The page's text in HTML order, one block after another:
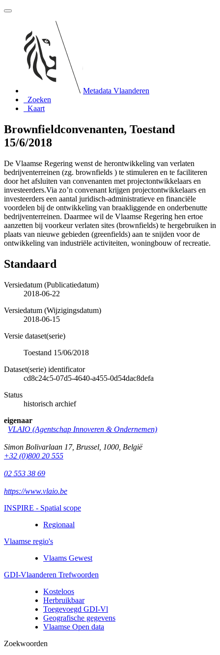
Metadata Vlaanderen
Zoeken
Kaart
Brownfieldconvenanten, Toestand
15/6/2018
De Vlaamse Regering wenst de herontwikkeling van verlaten
bedrijventerreinen (zg. brownfields ) te stimuleren en te faciliteren
door het afsluiten van convenanten met projectontwikkelaars en
investeerders.Via zo’n convenant krijgen projectontwikkelaars en
investeerders een aantal juridisch-administratieve en financiële
voordelen bij de ontwikkeling van braakliggende en onderbenutte
bedrijventerreinen. Daarmee wil de Vlaamse Regering hen ertoe
aanzetten bij voorkeur verlaten sites (brownfields) te hergebruiken in
plaats van nieuwe gebieden (greenfields) aan te snijden voor de
ontwikkeling van industriële activiteiten, woningbouw of recreatie.
Standaard
Versiedatum (Publicatiedatum)
2018-06-22
Versiedatum (Wijzigingsdatum)
2018-06-15
Versie dataset(serie)
Toestand 15/06/2018
Dataset(serie) identificator
cd8c24c5-07d5-4640-a455-0d54dac8defa
Status
historisch archief
eigenaar
VLAIO (Agentschap Innoveren & Ondernemen)
Simon Bolivarlaan 17, Brussel 1000 België
+32 (0)800 20 555
02 553 38 69
https://www.vlaio.be
INSPIRE - Spatial scope
Regionaal
Vlaamse regio's
Vlaams Gewest
GDI-Vlaanderen Trefwoorden
Kosteloos
Herbruikbaar
Toegevoegd GDI-Vl
Geografische gegevens
Vlaamse Open data
Zoekwoorden